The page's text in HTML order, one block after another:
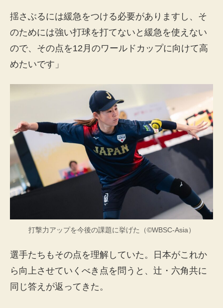
揺さぶるには緩急をつける必要がありますし、そ
のためには強い打球を打てないと緩急を使えない
ので、その点を12月のワールドカップに向けて高
めたいです」
打撃力アップを今後の課題に挙げた（©WBSC-Asia）
選手たちもその点を理解していた。日本がこれか
ら向上させていくべき点を問うと、辻・六角共に
同じ答えが返ってきた。